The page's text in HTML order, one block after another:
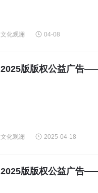
文化观澜 04-08
2025版版权公益广告
文化观澜 2025-04-18
2025版版权公益广告